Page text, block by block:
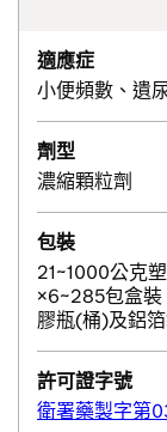
適應症
小便頻數、遺
劑型
濃縮顆粒劑
包裝
21~1000公克
×6~285包盒裝
膠瓶(桶)及鋁
許可證字號
衛署藥製字第